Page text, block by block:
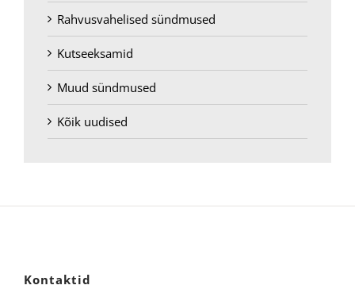
Rahvusvahelised sündmused
Kutseeksamid
Muud sündmused
Kõik uudised
Kontaktid